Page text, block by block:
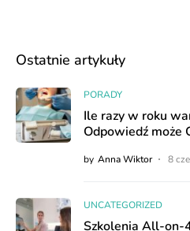
Ostatnie artykuły
PORADY
Ile razy w roku
Odpowiedź może
by Anna Wiktor 8
UNCATEGORIZED
Szkolenia All-on-